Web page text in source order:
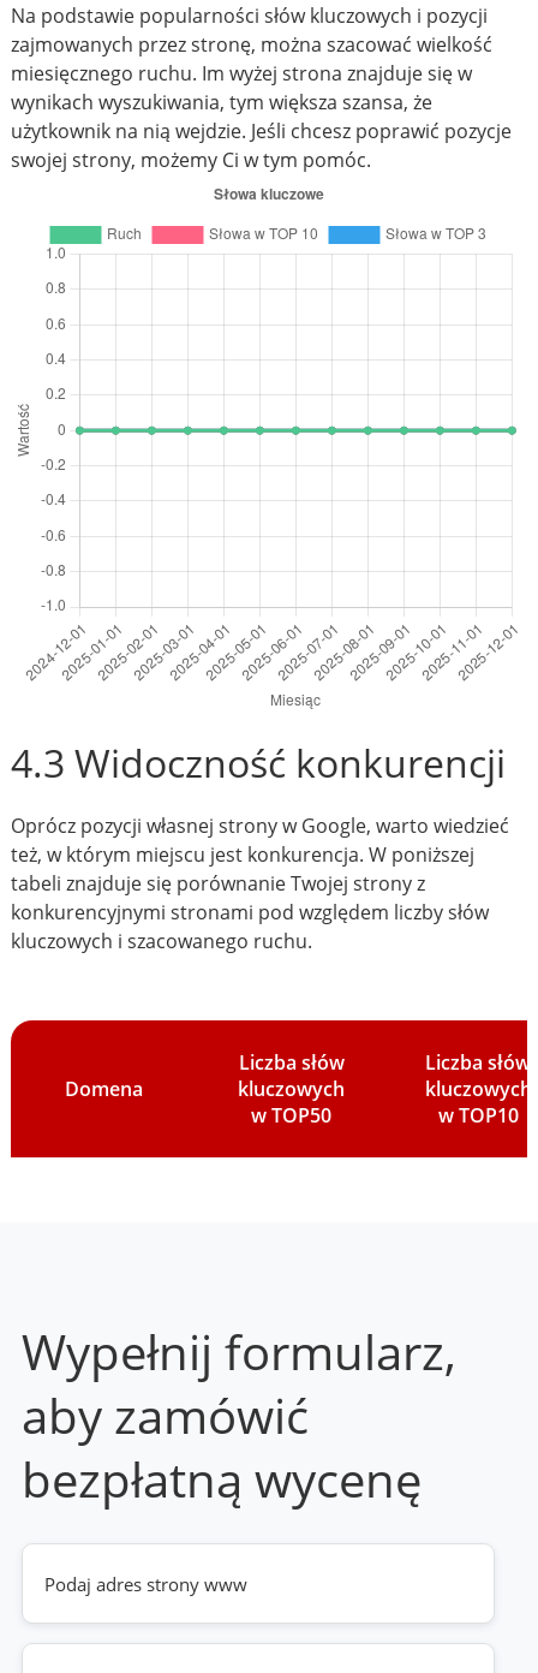
Na podstawie popularności słów kluczowych i pozycji
zajmowanych przez stronę, można szacować wielkość
miesięcznego ruchu. Im wyżej strona znajduje się w
wynikach wyszukiwania, tym większa szansa, że
użytkownik na nią wejdzie. Jeśli chcesz poprawić pozycje
swojej strony, możemy Ci w tym pomóc.
4.3 Widoczność konkurencji
Oprócz pozycji własnej strony w Google, warto wiedzieć
też, w którym miejscu jest konkurencja. W poniższej
tabeli znajduje się porównanie Twojej strony z
konkurencyjnymi stronami pod względem liczby słów
kluczowych i szacowanego ruchu.
Domena
Liczba słów
kluczowych
w TOP50
Liczba słów
kluczowych
w TOP10
Wypełnij formularz,
aby zamówić
bezpłatną wycenę
Twoja
strona
www
(wymagane)
Telefon